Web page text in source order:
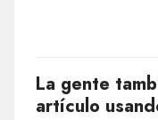
La gente
artículo